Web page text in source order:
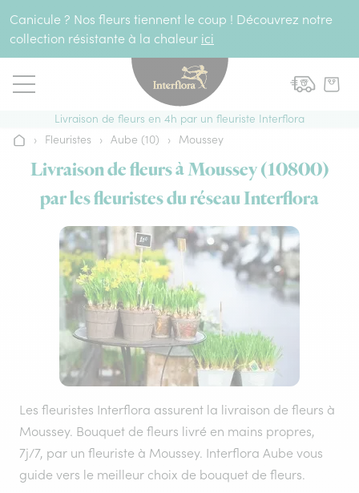
Canicule ? Nos fleurs tiennent le coup ! Découvrez notre
collection résistante à la chaleur ici
Livraison de fleurs en 4h par un fleuriste Interflora
Accueil
› Fleuristes › Aube (10) › Moussey
Livraison de fleurs à Moussey (10800)
par les fleuristes du réseau Interflora
Les fleuristes Interflora assurent la livraison de fleurs à
Moussey. Bouquet de fleurs livré en mains propres,
7j/7, par un fleuriste à Moussey. Interflora Aube vous
guide vers le meilleur choix de bouquet de fleurs.